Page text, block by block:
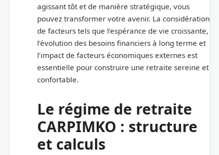
agissant tôt et de manière stratégique, vous
pouvez transformer votre avenir. La considération
de facteurs tels que l’espérance de vie croissante,
l’évolution des besoins financiers à long terme et
l’impact de facteurs économiques externes est
essentielle pour construire une retraite sereine et
confortable.
Le régime de retraite
CARPIMKO : structure
et calculs